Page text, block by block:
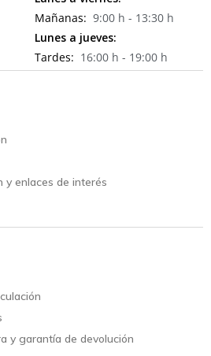
Mañanas: 9:00 h - 13:30 h
Lunes a jueves:
Tardes: 16:00 h - 19:00 h
y enlaces de interés
y garantía de devolución